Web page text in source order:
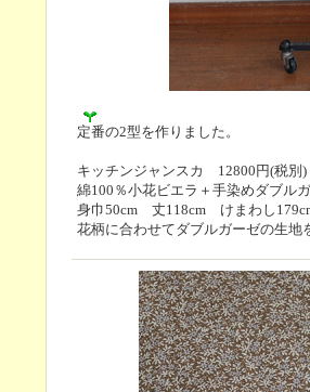
定番の2型を作りました。
キッチンジャンスカ 12800円(税別)
綿100％小花ビエラ＋手染めダブル
身巾50cm 丈118cm けまわし
花柄に合わせてダブルガーゼの生地